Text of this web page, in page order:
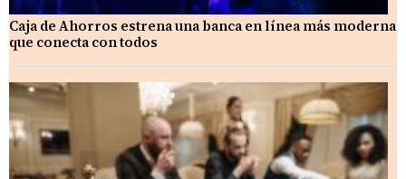
Caja de Ahorros estrena una banca en línea más moderna
que conecta con todos